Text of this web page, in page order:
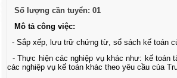
Số lượng cần tuyển: 01
Mô tả công việc:
- Sắp xếp, lưu trữ chứng từ, sổ sách kế toán
- Thực hiện các nghiệp vụ khác như: kế toán
các nghiệp vụ kế toán khác theo yêu cầu của